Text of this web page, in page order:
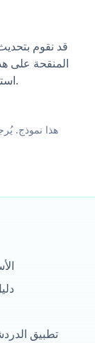
قد نقوم
المنقحة على
استخدام الخدمة بعد إجراء التغييرات يُعتبر قبولاً لها.
هذا نموذج.
تطبيق